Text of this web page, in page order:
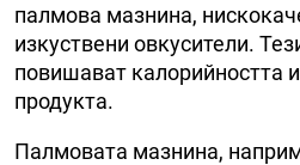
палмова мазнина,
изкуствени овкусители.
повишават калорийността
продукта.
Палмовата мазнина,